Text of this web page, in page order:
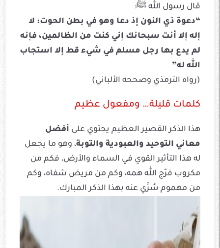
قال رسول الله ﷺ:
“دعوة ذي النون إذ دعا وهو في بطن الحوت: لا
إله إلا أنت سبحانك إني كنت من الظالمين، فإنه
لم يدع بها رجل مسلم في شيء قط إلا استجاب
الله له”
(رواه الترمذي وصححه الألباني)
كلمات قليلة… ومفعول عظيم
هذا الذكر القصير العظيم يحتوي على أفضل
معاني التوحيد والعبودية والتوبة، وهو ما يجعل
له هذا التأثير القوي في السماء والأرض، فكم من
مكروب فرّج الله همه، وكم من مريض شفاه، وكم
من مهموم سُرِّي عنه بهذا الذكر المبارك.